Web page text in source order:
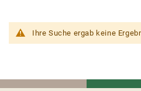
Ihre Suche ergab keine